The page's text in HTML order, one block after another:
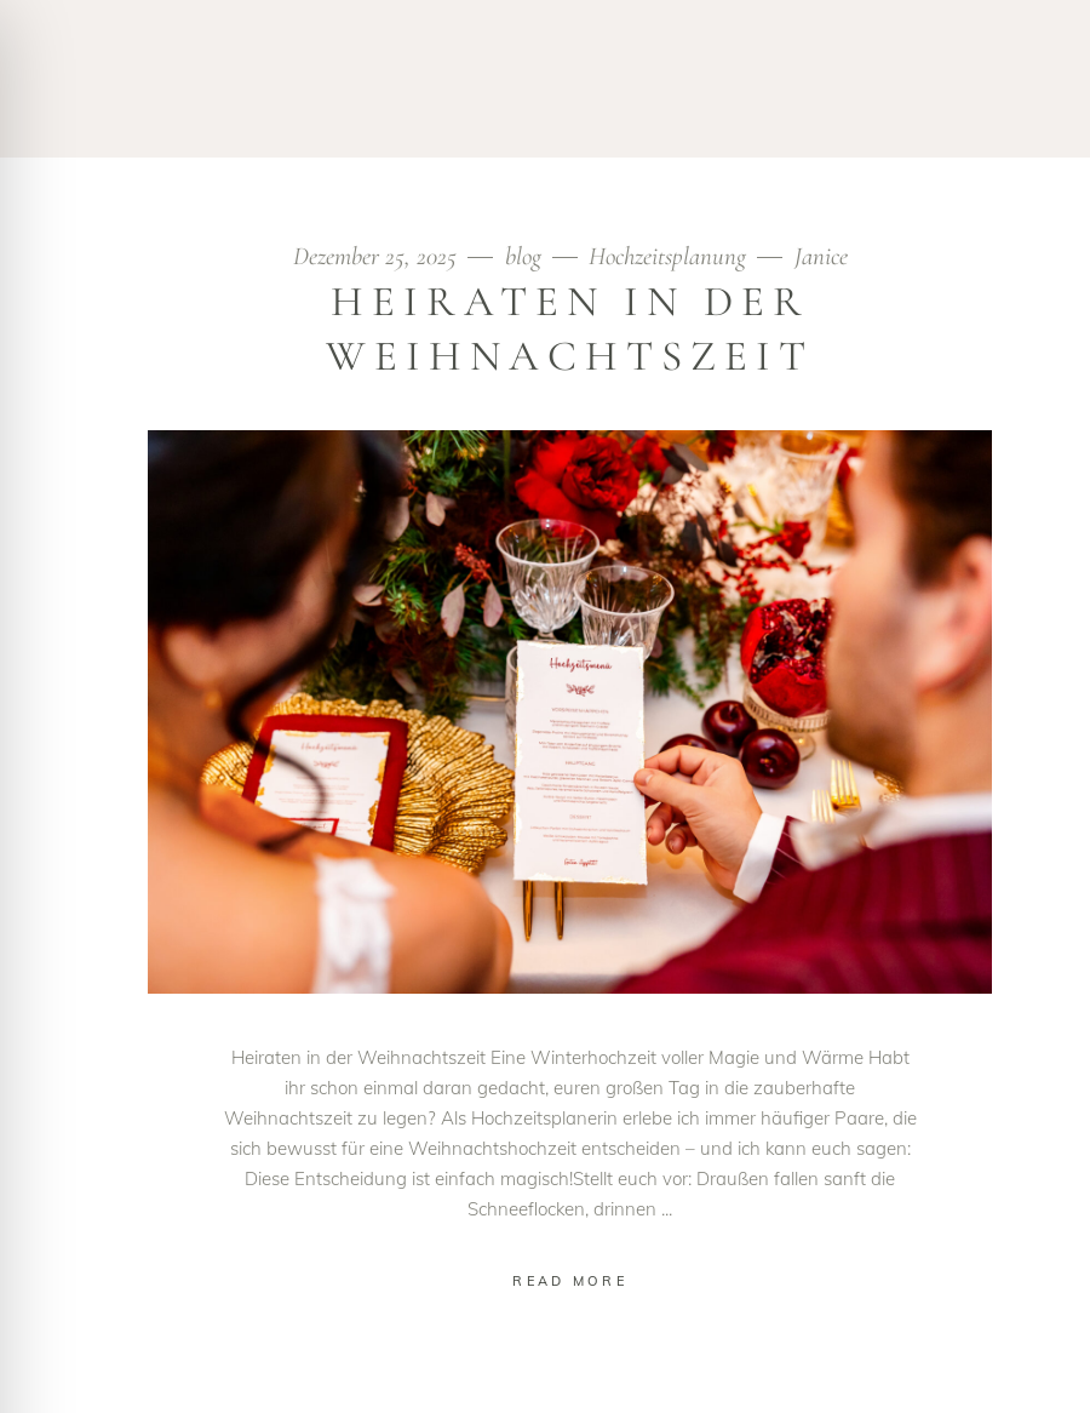
Dezember 25, 2025 blog Hochzeitsplanung Janice
HEIRATEN IN DER
WEIHNACHTSZEIT
Heiraten in der Weihnachtszeit Eine Winterhochzeit voller Magie und Wärme Habt
ihr schon einmal daran gedacht, euren großen Tag in die zauberhafte
Weihnachtszeit zu legen? Als Hochzeitsplanerin erlebe ich immer häufiger Paare, die
sich bewusst für eine Weihnachtshochzeit entscheiden – und ich kann euch sagen:
Diese Entscheidung ist einfach magisch!Stellt euch vor: Draußen fallen sanft die
Schneeflocken, drinnen
READ MORE